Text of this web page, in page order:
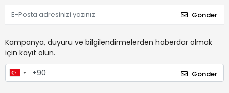
Gönder
Kampanya, duyuru ve bilgilendirmelerden haberdar olmak
için kayıt olun.
Gönder